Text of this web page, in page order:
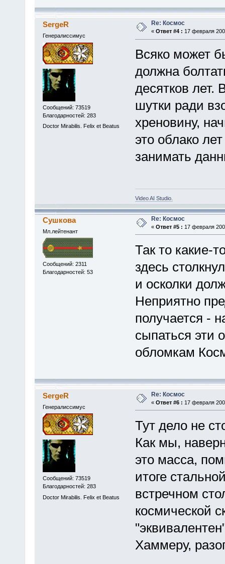
SergeR
Генералиссимус
Сообщений: 73519
Благодарностей: 283
Doctor Mirabilis. Felix et Beatus
Re: Космос
« Ответ #4 : 17 февраля
Всяко может
должна
десятков лет.
шутки ради
хреновину,
это облако
занимать
Video AI Studio.
Сушкова
Мл.лейтенант
Сообщений: 2311
Благодарностей: 53
Re: Космос
« Ответ #5 : 17 февраля
Так то какие-
здесь
и осколки
Неприятно
получается -
сыпаться эти
обломкам
SergeR
Генералиссимус
Сообщений: 73519
Благодарностей: 283
Doctor Mirabilis. Felix et Beatus
Re: Космос
« Ответ #6 : 17 февраля
Тут дело не
Как мы,
это масса,
итоге
встречном
космической
Хаммеру,